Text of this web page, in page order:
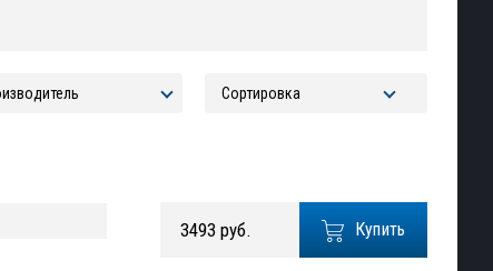
Купить
3493 руб.